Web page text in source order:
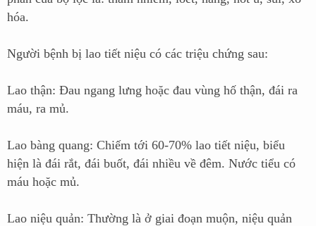
hóa.
Người bệnh bị lao tiết niệu có các triệu chứng sau:
Lao thận: Đau ngang lưng hoặc đau vùng hố thận, đái ra
máu, ra mủ.
Lao bàng quang: Chiếm tới 60-70% lao tiết niệu, biểu
hiện là đái rắt, đái buốt, đái nhiều về đêm. Nước tiểu có
máu hoặc mủ.
Lao niệu quản: Thường là ở giai đoạn muộn, niệu quản